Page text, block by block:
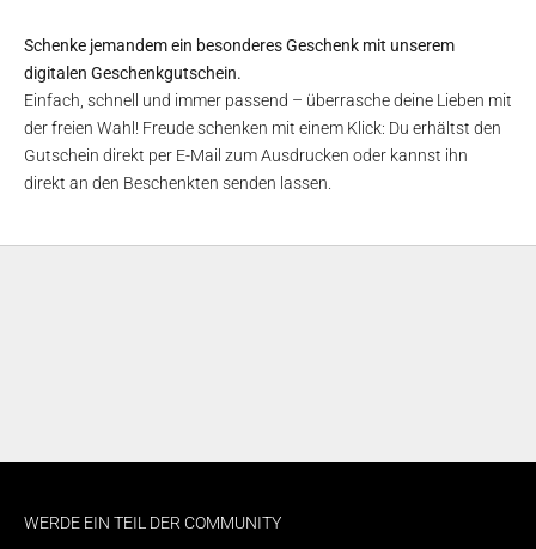
Schenke jemandem ein besonderes Geschenk mit unserem
digitalen Geschenkgutschein.
Einfach, schnell und immer passend – überrasche deine Lieben mit
der freien Wahl! Freude schenken mit einem Klick: Du erhältst den
Gutschein direkt per E-Mail zum Ausdrucken oder kannst ihn
direkt an den Beschenkten senden lassen.
WERDE EIN TEIL DER COMMUNITY